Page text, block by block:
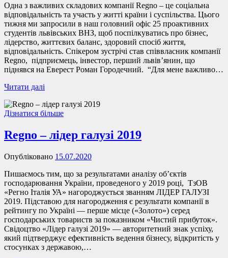
Одна з важливих складових компанії Regno – це соціальна
відповідальність та участь у житті країни і суспільства. Цього
тижня ми запросили в наш головний офіс 25 проактивних
студентів львівських ВНЗ, щоб поспілкуватись про бізнес,
лідерство, життєвих баланс, здоровий спосіб життя,
відповідальність. Спікером зустрічі став співвласник компанії
Regno, підприємець, інвестор, перший львів’янин, що
піднявся на Еверест Роман Городечний. “Для мене важливо…
Читати далі
Дізнатися більше
Regno – лідер галузі 2019
Опубліковано 15.07.2020
Пишаємось тим, що за результатами аналізу об’єктів
господарювання України, проведеного у 2019 році, ТзОВ
«Регно Італія УА» нагороджується званням ЛІДЕР ГАЛУЗІ
2019. Підставою для нагородження є результати компанії в
рейтингу по Україні — перше місце («Золото») серед
господарських товариств за показником «Чистий прибуток».
Свідоцтво «Лідер галузі 2019» — авторитетний знак успіху,
який підтверджує ефективність ведення бізнесу, відкритість у
стосунках з державою,…